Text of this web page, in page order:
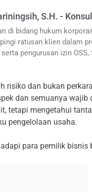
S.H. -
di bidang hukum
ratusan klien dalam
pengurusan izin
risiko dan bukan
dan semuanya
tetapi mengetahui
pengelolaan usaha.
para pemilik bisnis